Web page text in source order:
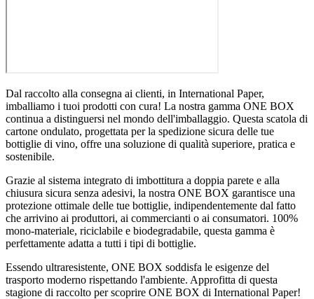
Dal raccolto alla consegna ai clienti, in International Paper,
imballiamo i tuoi prodotti con cura! La nostra gamma ONE BOX
continua a distinguersi nel mondo dell'imballaggio. Questa scatola di
cartone ondulato, progettata per la spedizione sicura delle tue
bottiglie di vino, offre una soluzione di qualità superiore, pratica e
sostenibile.
Grazie al sistema integrato di imbottitura a doppia parete e alla
chiusura sicura senza adesivi, la nostra ONE BOX garantisce una
protezione ottimale delle tue bottiglie, indipendentemente dal fatto
che arrivino ai produttori, ai commercianti o ai consumatori. 100%
mono-materiale, riciclabile e biodegradabile, questa gamma è
perfettamente adatta a tutti i tipi di bottiglie.
Essendo ultraresistente, ONE BOX soddisfa le esigenze del
trasporto moderno rispettando l'ambiente. Approfitta di questa
stagione di raccolto per scoprire ONE BOX di International Paper!